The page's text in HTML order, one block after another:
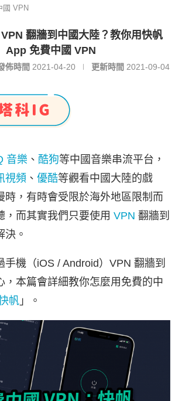
國 VPN
翻牆到中國大陸？教你用快帆
App 免費中國 VPN
佈時間 2021-04-20 更新時間 2021-09-04
音樂 、 酷狗等中國音樂串流平台，
視頻 、 優酷等觀看中國大陸的戲
時，有時會受限於海外地區限制而
，而其實我們只要使用 VPN 翻牆到
決。
手機（iOS / Android）VPN 翻牆到
，本篇會詳細教你怎麼用免費的中
帆 」。